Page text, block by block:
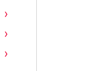
›
›
›